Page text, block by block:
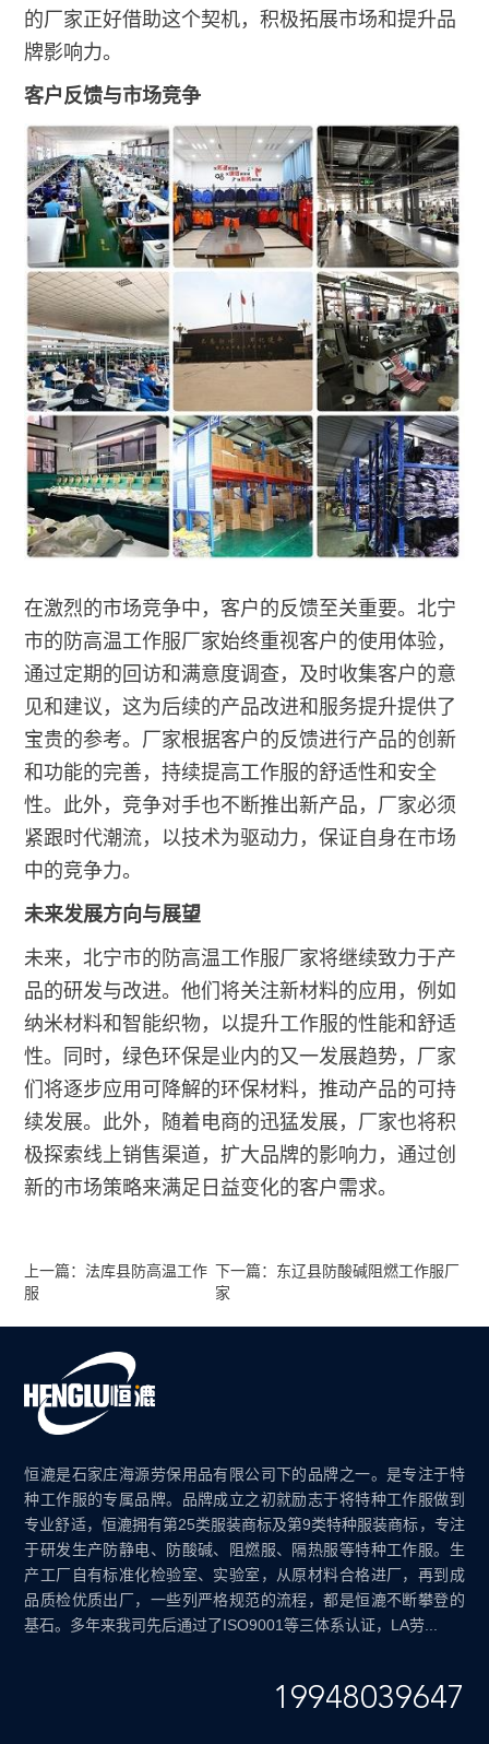
的厂家正好借助这个契机，积极拓展市场和提升品
牌影响力。
客户反馈与市场竞争
在激烈的市场竞争中，客户的反馈至关重要。北宁
市的防高温工作服厂家始终重视客户的使用体验，
通过定期的回访和满意度调查，及时收集客户的意
见和建议，这为后续的产品改进和服务提升提供了
宝贵的参考。厂家根据客户的反馈进行产品的创新
和功能的完善，持续提高工作服的舒适性和安全
性。此外，竞争对手也不断推出新产品，厂家必须
紧跟时代潮流，以技术为驱动力，保证自身在市场
中的竞争力。
未来发展方向与展望
未来，北宁市的防高温工作服厂家将继续致力于产
品的研发与改进。他们将关注新材料的应用，例如
纳米材料和智能织物，以提升工作服的性能和舒适
性。同时，绿色环保是业内的又一发展趋势，厂家
们将逐步应用可降解的环保材料，推动产品的可持
续发展。此外，随着电商的迅猛发展，厂家也将积
极探索线上销售渠道，扩大品牌的影响力，通过创
新的市场策略来满足日益变化的客户需求。
上一篇：法库县防高温工作
服
下一篇：东辽县防酸碱阻燃工作服厂
家
恒漉是石家庄海源劳保用品有限公司下的品牌之一。是专注于特
种工作服的专属品牌。品牌成立之初就励志于将特种工作服做到
专业舒适，恒漉拥有第25类服装商标及第9类特种服装商标，专注
于研发生产防静电、防酸碱、阻燃服、隔热服等特种工作服。生
产工厂自有标准化检验室、实验室，从原材料合格进厂，再到成
品质检优质出厂，一些列严格规范的流程，都是恒漉不断攀登的
基石。多年来我司先后通过了ISO9001等三体系认证，LA劳...
19948039647